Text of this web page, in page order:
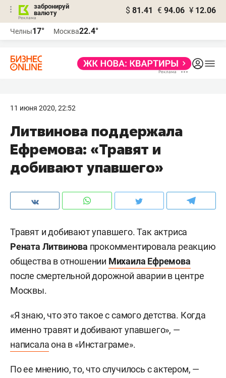
забронируй
валюту
$ 81.41 € 94.06 ¥ 12.06
Челны17° Москва22.4°
11 июня 2020, 22:52
Литвинова поддержала
Ефремова: «Травят и
добивают упавшего»
Травят и добивают упавшего. Так актриса
Рената Литвинова прокомментировала реакцию
общества в отношении Михаила Ефремова
после смертельной дорожной аварии в центре
Москвы.
«Я знаю, что это такое с самого детства. Когда
именно травят и добивают упавшего», —
написалаона в «Инстаграме».
По ее мнению, то, что случилось с актером, —